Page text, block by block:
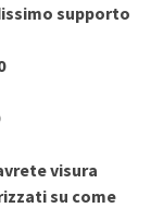
supporto
visura
su come